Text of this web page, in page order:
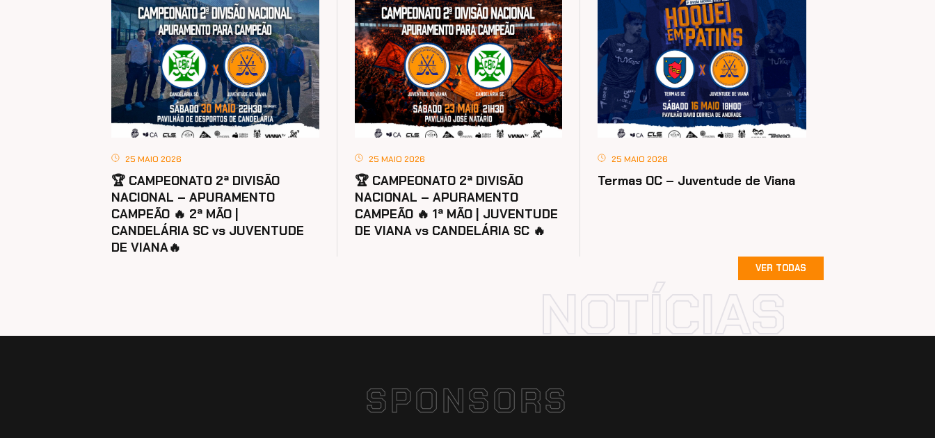
25 MAIO 2026
🏆 CAMPEONATO 2ª DIVISÃO
NACIONAL – APURAMENTO
CAMPEÃO 🔥 2ª MÃO |
CANDELÁRIA SC vs JUVENTUDE
DE VIANA🔥
25 MAIO 2026
🏆 CAMPEONATO 2ª DIVISÃO
NACIONAL – APURAMENTO
CAMPEÃO 🔥 1ª MÃO | JUVENTUDE
DE VIANA vs CANDELÁRIA SC 🔥
25 MAIO 2026
Termas OC – Juventude de Viana
VER TODAS
SPONSORS